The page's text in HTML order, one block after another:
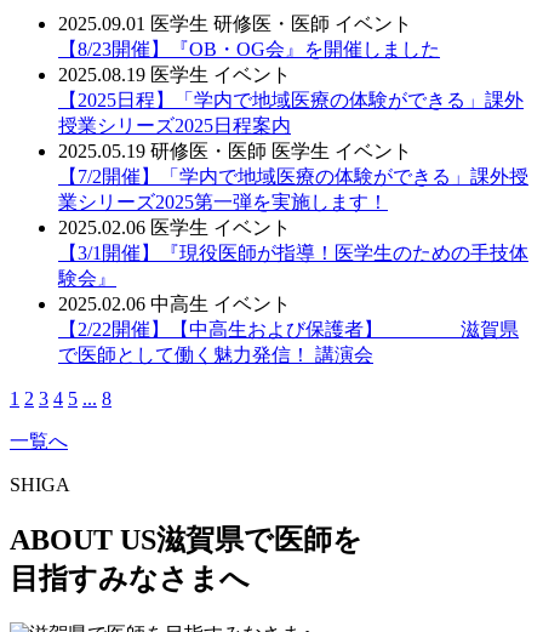
2025.09.01 医学生 研修医・医師 イベント
【8/23開催】『OB・OG会』を開催しました
2025.08.19 医学生 イベント
【2025日程】「学内で地域医療の体験ができる」課外
授業シリーズ2025日程案内
2025.05.19 研修医・医師 医学生 イベント
【7/2開催】「学内で地域医療の体験ができる」課外授
業シリーズ2025第一弾を実施します！
2025.02.06 医学生 イベント
【3/1開催】『現役医師が指導！医学生のための手技体
験会』
2025.02.06 中高生 イベント
【2/22開催】【中高生および保護者】 滋賀県
で医師として働く魅力発信！ 講演会
1 2 3 4 5 ... 8
一覧へ
SHIGA
ABOUT US滋賀県で医師を
目指すみなさまへ